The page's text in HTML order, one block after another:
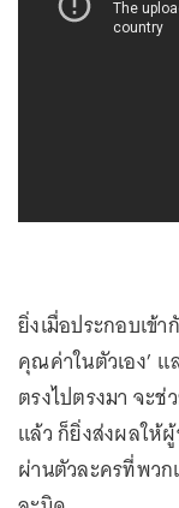
ยิ่งเมื่อประกอบเข้
คุณค่าในตัวเอง’ แ
ตรงไปตรงมา จะช่
แล้ว ก็ยิ่งส่งผลให้ผู้
ผ่านตัวละครที่พวก